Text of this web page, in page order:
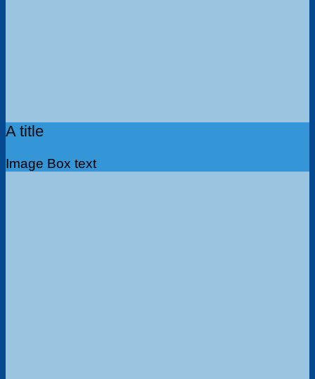
A title
Image Box text